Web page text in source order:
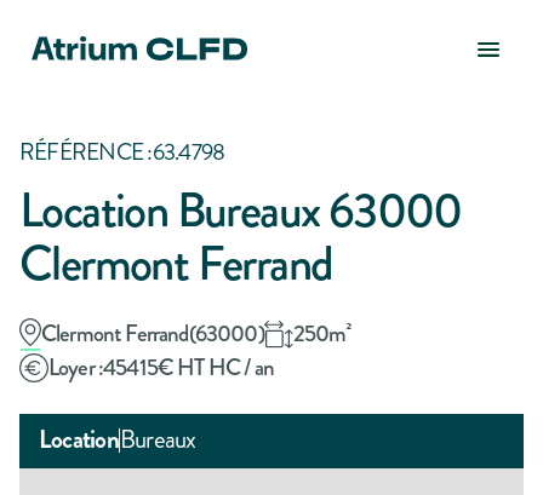
RÉFÉRENCE :63.4798
Location Bureaux 63000
Clermont Ferrand
Clermont Ferrand(63000) 250m²
Loyer :45415€ HT HC / an
LocationBureaux